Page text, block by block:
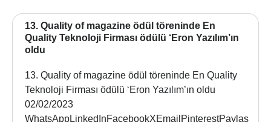
13. Quality of magazine ödül töreninde En
Quality Teknoloji Firması ödülü ‘Eron Yazılım’ın
oldu
13. Quality of magazine ödül töreninde En Quality
Teknoloji Firması ödülü ‘Eron Yazılım’ın oldu
02/02/2023
WhatsAppLinkedInFacebookXEmailPinterestPaylaş